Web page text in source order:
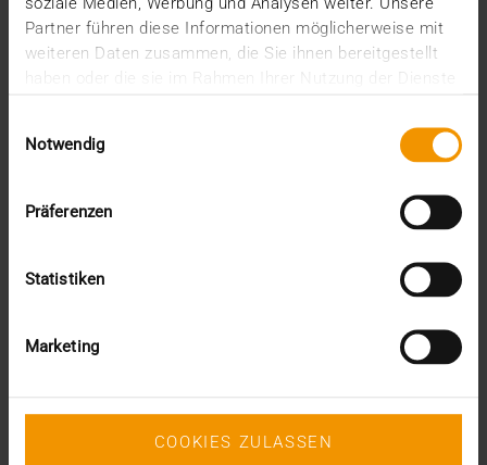
soziale Medien, Werbung und Analysen weiter. Unsere
Partner führen diese Informationen möglicherweise mit
weiteren Daten zusammen, die Sie ihnen bereitgestellt
haben oder die sie im Rahmen Ihrer Nutzung der Dienste
Notwendig
Präferenzen
Statistiken
Marketing
COOKIES ZULASSEN
juin (1)
mars (1)
décembre (1)
août (1)
mai (5)
janvier (4)
décembre (2)
novembre (5)